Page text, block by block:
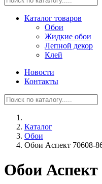
Каталог товаров
Обои
Жидкие обои
Лепной декор
Клей
Новости
Контакты
Каталог
Обои
Обои Аспект 70608-
Обои Аспект